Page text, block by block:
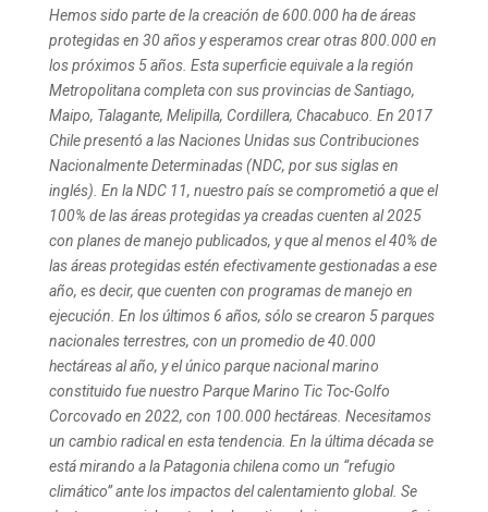
Hemos sido parte de la creación de 600.000 ha de áreas
protegidas en 30 años y esperamos crear otras 800.000 en
los próximos 5 años. Esta superficie equivale a la región
Metropolitana completa con sus provincias de Santiago,
Maipo, Talagante, Melipilla, Cordillera, Chacabuco. En 2017
Chile presentó a las Naciones Unidas sus Contribuciones
Nacionalmente Determinadas (NDC, por sus siglas en
inglés). En la NDC 11, nuestro país se comprometió a que el
100% de las áreas protegidas ya creadas cuenten al 2025
con planes de manejo publicados, y que al menos el 40% de
las áreas protegidas estén efectivamente gestionadas a ese
año, es decir, que cuenten con programas de manejo en
ejecución. En los últimos 6 años, sólo se crearon 5 parques
nacionales terrestres, con un promedio de 40.000
hectáreas al año, y el único parque nacional marino
constituido fue nuestro Parque Marino Tic Toc-Golfo
Corcovado en 2022, con 100.000 hectáreas. Necesitamos
un cambio radical en esta tendencia. En la última década se
está mirando a la Patagonia chilena como un “refugio
climático” ante los impactos del calentamiento global. Se